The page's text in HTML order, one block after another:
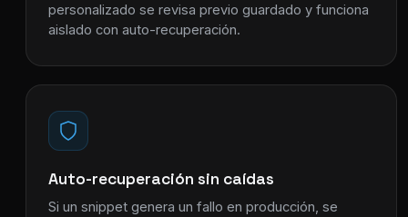
personalizado se revisa previo guardado y funciona
aislado con auto-recuperación.
Auto-recuperación sin caídas
Si un snippet genera un fallo en producción, se